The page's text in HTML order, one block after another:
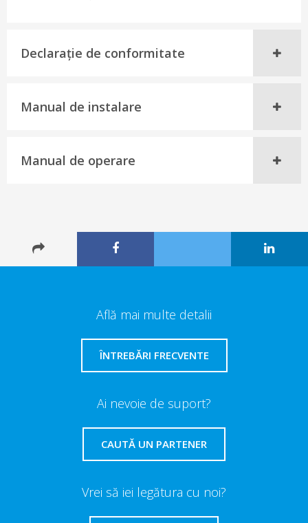
Declaraţie de conformitate
Manual de instalare
Manual de operare
Află mai multe detalii
ÎNTREBĂRI FRECVENTE
Ai nevoie de suport?
CAUTĂ UN PARTENER
Vrei să iei legătura cu noi?